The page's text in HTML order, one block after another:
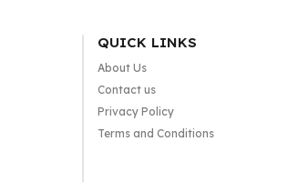
QUICK LINKS
About Us
Contact us
Privacy Policy
Terms and Conditions